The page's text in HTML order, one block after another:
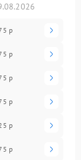
р
р
р
р
р
р